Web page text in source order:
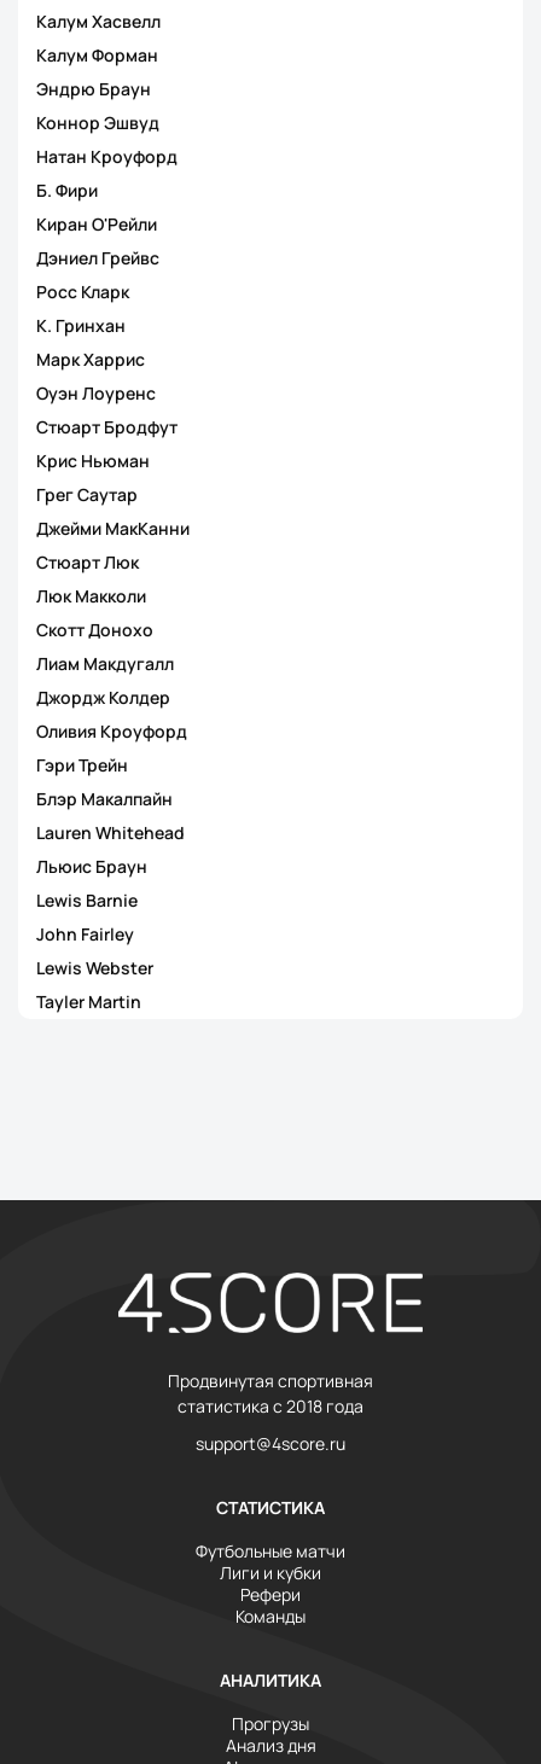
Калум Хасвелл
Калум Форман
Эндрю Браун
Коннор Эшвуд
Натан Кроуфорд
Б. Фири
Киран О'Рейли
Дэниел Грейвс
Росс Кларк
К. Гринхан
Марк Харрис
Оуэн Лоуренс
Стюарт Бродфут
Крис Ньюман
Грег Саутар
Джейми МакКанни
Стюарт Люк
Люк Макколи
Скотт Донохо
Лиам Макдугалл
Джордж Колдер
Оливия Кроуфорд
Гэри Трейн
Блэр Макалпайн
Lauren Whitehead
Льюис Браун
Lewis Barnie
John Fairley
Lewis Webster
Tayler Martin
Продвинутая спортивная
статистика с 2018 года
support@4score.ru
СТАТИСТИКА
Футбольные матчи
Лиги и кубки
Рефери
Команды
АНАЛИТИКА
Прогрузы
Анализ дня